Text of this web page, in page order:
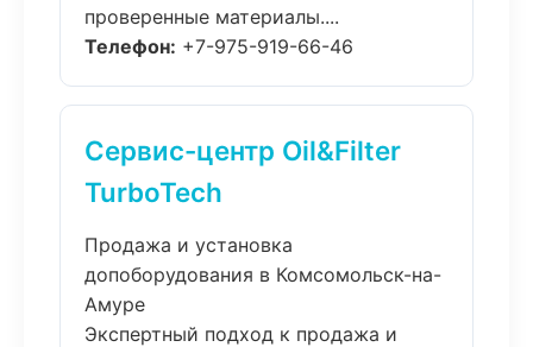
проверенные материалы....
Телефон: +7-975-919-66-46
Сервис-центр Oil&Filter
TurboTech
Продажа и установка
допоборудования в Комсомольск-на-
Амуре
Экспертный подход к продажа и